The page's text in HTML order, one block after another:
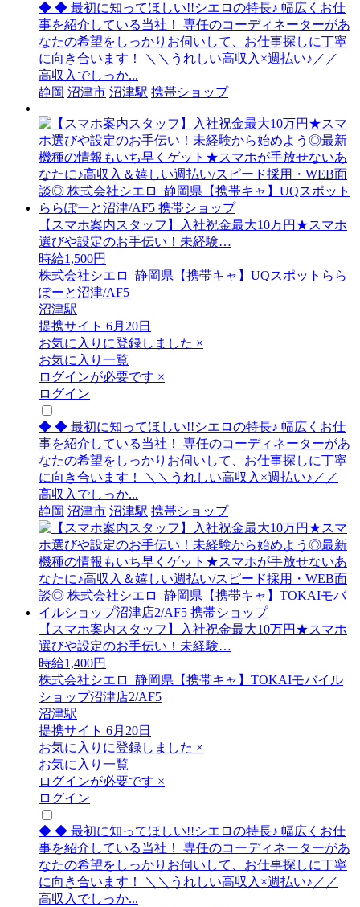
◆ ◆ 最初に知ってほしい!!シエロの特長♪ 幅広くお仕
事を紹介している当社！ 専任のコーディネーターがあ
なたの希望をしっかりお伺いして、お仕事探しに丁寧
に向き合います！ ＼＼うれしい高収入×週払い♪／／
高収入でしっか...
静岡 沼津市 沼津駅 携帯ショップ
【スマホ案内スタッフ】入社祝金最大10万円★スマホ
選びや設定のお手伝い！未経験…
時給1,500円
株式会社シエロ_静岡県【携帯キャ】UQスポットらら
ぽーと沼津/AF5
沼津駅
提携サイト 6月20日
お気に入りに登録しました ×
お気に入り一覧
ログインが必要です ×
ログイン
◆ ◆ 最初に知ってほしい!!シエロの特長♪ 幅広くお仕
事を紹介している当社！ 専任のコーディネーターがあ
なたの希望をしっかりお伺いして、お仕事探しに丁寧
に向き合います！ ＼＼うれしい高収入×週払い♪／／
高収入でしっか...
静岡 沼津市 沼津駅 携帯ショップ
【スマホ案内スタッフ】入社祝金最大10万円★スマホ
選びや設定のお手伝い！未経験…
時給1,400円
株式会社シエロ_静岡県【携帯キャ】TOKAIモバイル
ショップ沼津店2/AF5
沼津駅
提携サイト 6月20日
お気に入りに登録しました ×
お気に入り一覧
ログインが必要です ×
ログイン
◆ ◆ 最初に知ってほしい!!シエロの特長♪ 幅広くお仕
事を紹介している当社！ 専任のコーディネーターがあ
なたの希望をしっかりお伺いして、お仕事探しに丁寧
に向き合います！ ＼＼うれしい高収入×週払い♪／／
高収入でしっか...